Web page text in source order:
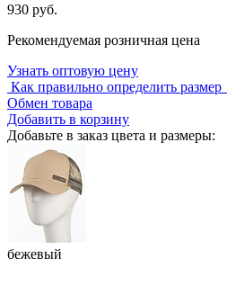
930 руб.
Рекомендуемая розничная цена
Узнать оптовую цену
Как правильно определить размер
Обмен товара
Добавить в корзину
Добавьте в заказ цвета и размеры:
бежевый